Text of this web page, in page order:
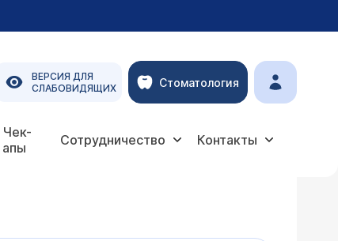
ВЕРСИЯ ДЛЯ
СЛАБОВИДЯЩИХ
Стоматология
Чек-
апы
Сотрудничество Контакты